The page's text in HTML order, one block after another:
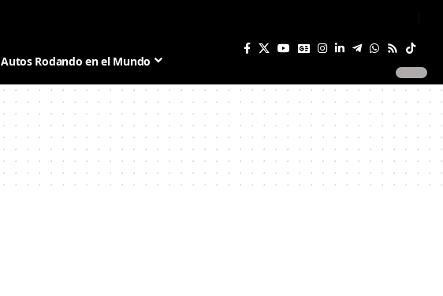
Autos Rodando en el Mundo